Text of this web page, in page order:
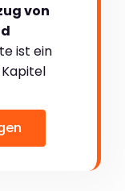
von
ist ein